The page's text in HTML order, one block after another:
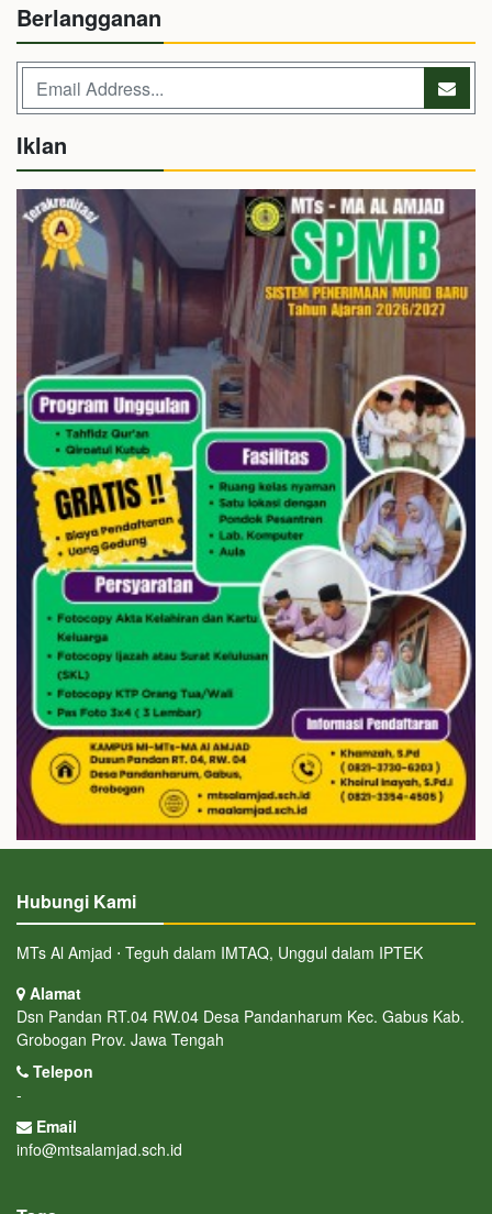
Berlangganan
Iklan
Hubungi Kami
MTs Al Amjad ⋅ Teguh dalam IMTAQ, Unggul dalam IPTEK
Alamat
Dsn Pandan RT.04 RW.04 Desa Pandanharum Kec. Gabus Kab.
Grobogan Prov. Jawa Tengah
Telepon
-
Email
info@mtsalamjad.sch.id